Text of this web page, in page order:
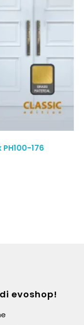
176
evoshop!